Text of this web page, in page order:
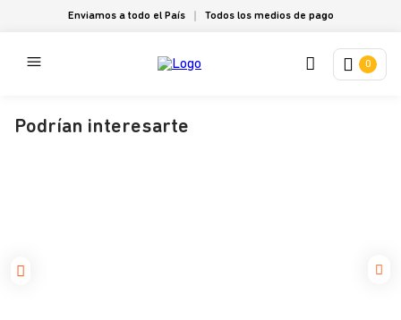
Enviamos a todo el País Todos los medios de pago
0
Podrían interesarte